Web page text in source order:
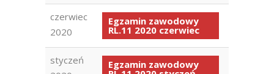
czerwiec
2020
Egzamin zawodowy
RL.11 2020 czerwiec
styczeń
Egzamin zawodowy